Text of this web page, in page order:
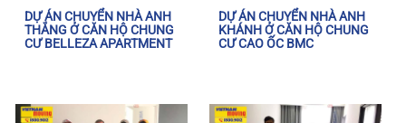
DỰ ÁN CHUYỂN NHÀ ANH
THẮNG Ở CĂN HỘ CHUNG
CƯ BELLEZA APARTMENT
DỰ ÁN CHUYỂN NHÀ ANH
KHÁNH Ở CĂN HỘ CHUNG
CƯ CAO ỐC BMC